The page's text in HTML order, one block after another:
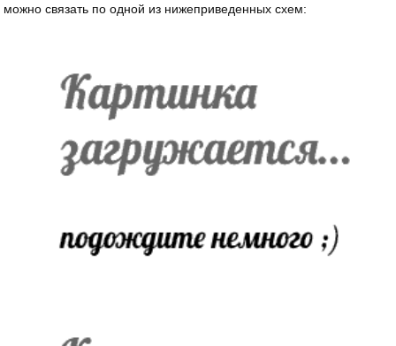
можно связать по одной из нижеприведенных схем: